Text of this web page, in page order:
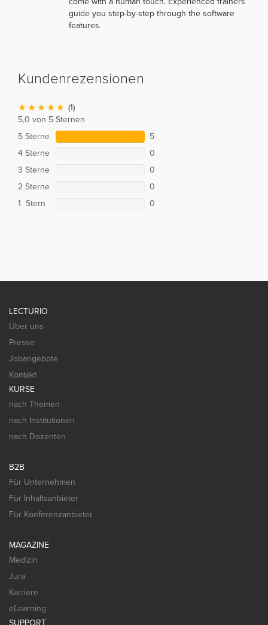
guide you step-by-step through the software
features.
Kundenrezensionen
(1)
5,0 von 5 Sternen
5 Sterne
5
4 Sterne
0
3 Sterne
0
2 Sterne
0
1 Stern
0
LECTURIO
Über uns
Presse
Jobangebote
Kontakt
KURSE
nach Themen
nach Institutionen
nach Dozenten
B2B
Für Unternehmen
Für Inhaltsanbieter
Für Konferenzanbieter
MAGAZINE
Medizin
Jura
Karriere
eLearning
SUPPORT